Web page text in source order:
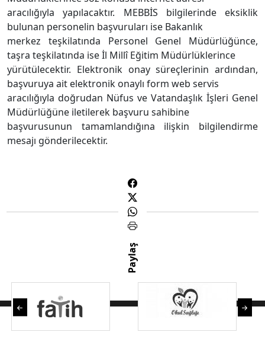
aracılığıyla yapılacaktır. MEBBİS bilgilerinde eksiklik
bulunan personelin başvuruları ise Bakanlık
merkez teşkilatında Personel Genel Müdürlüğünce,
taşra teşkilatında ise İl Millî Eğitim Müdürlüklerince
yürütülecektir. Elektronik onay süreçlerinin ardından,
başvuruya ait elektronik onaylı form web servis
aracılığıyla doğrudan Nüfus ve Vatandaşlık İşleri Genel
Müdürlüğüne iletilerek başvuru sahibine
başvurusunun tamamlandığına ilişkin bilgilendirme
mesajı gönderilecektir.
Paylaş